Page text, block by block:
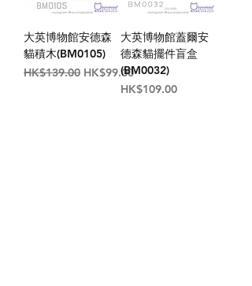
大英博物館安德森
貓積木(BM0105)
一般價格
HK$139.00 促銷價格
HK$99.00
大英博物館蓋爾安
德森貓擺件盲盒
(BM0032)
價格
HK$109.00